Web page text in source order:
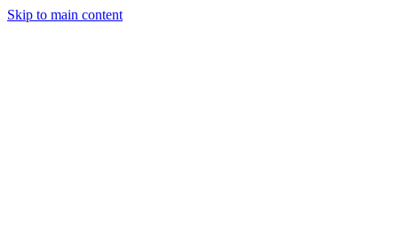
Skip to main content